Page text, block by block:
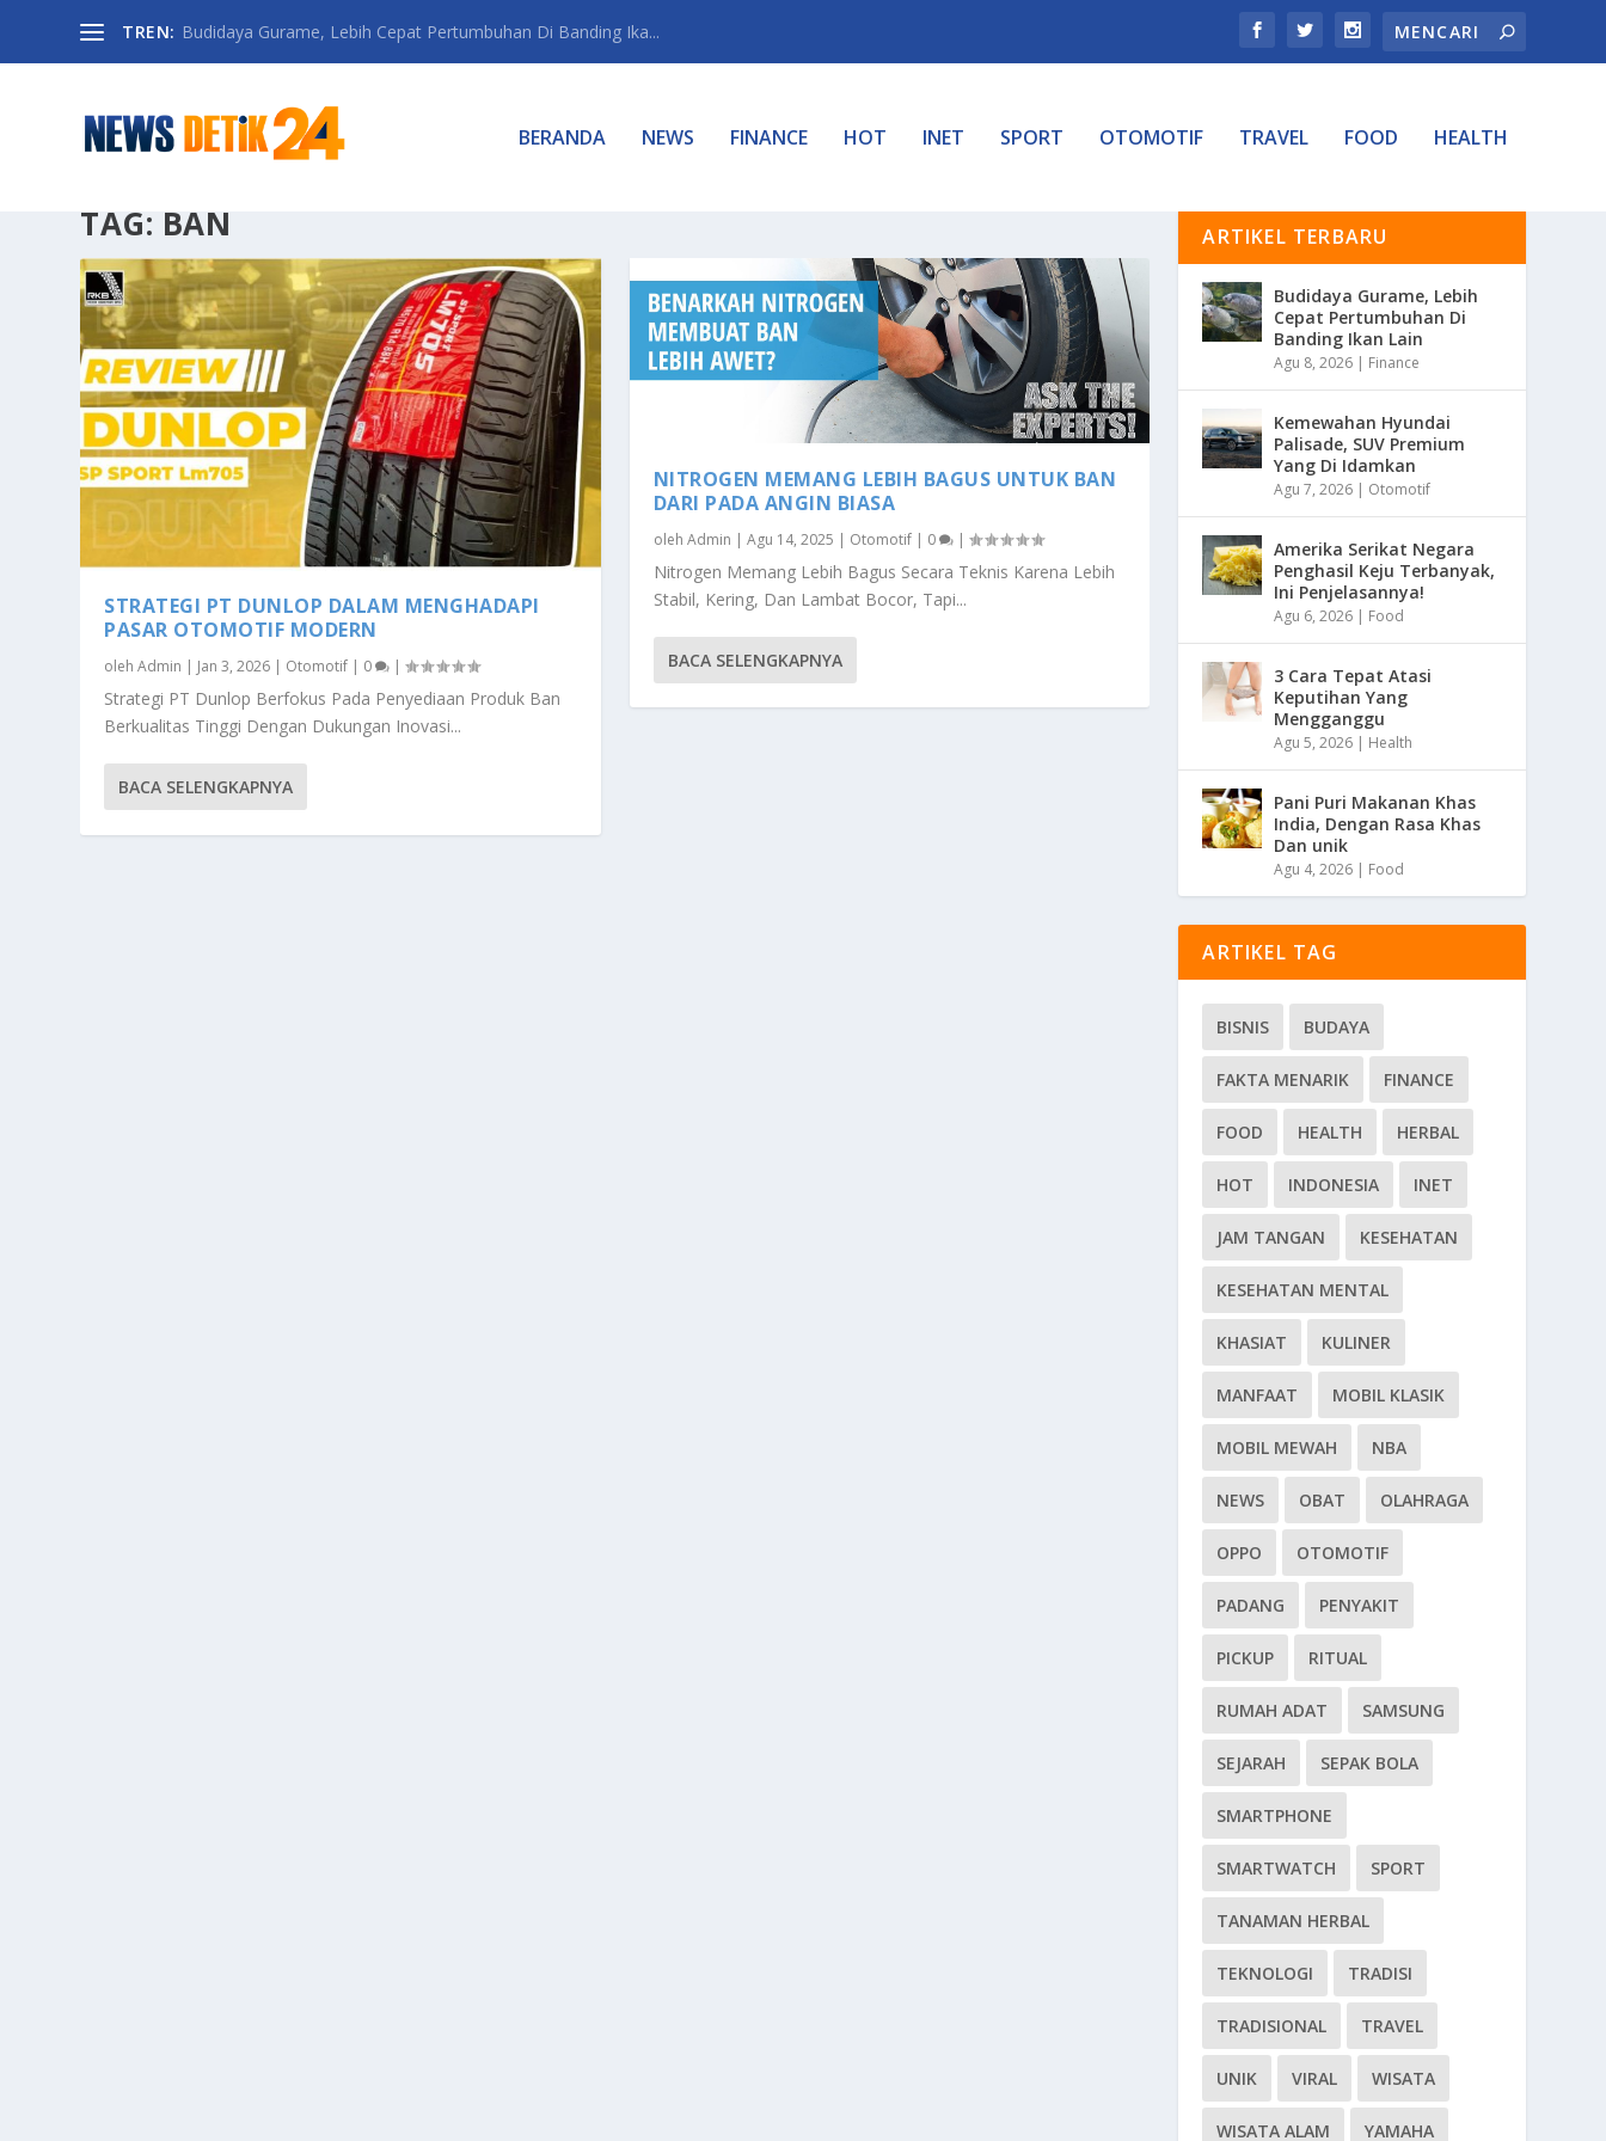
TREN: Budidaya Gurame, Lebih Cepat Pertumbuhan Di Banding Ika...
BERANDA NEWS FINANCE HOT INET SPORT OTOMOTIF TRAVEL FOOD HEALTH
TAG: BAN
STRATEGI PT DUNLOP DALAM MENGHADAPI
PASAR OTOMOTIF MODERN
olehAdmin Jan 3, 2026 Otomotif 0 |
Strategi PT Dunlop Berfokus Pada Penyediaan Produk Ban
Berkualitas Tinggi Dengan Dukungan Inovasi...
BACA SELENGKAPNYA
NITROGEN MEMANG LEBIH BAGUS UNTUK BAN
DARI PADA ANGIN BIASA
oleh Admin | Agu 14, 2025 | Otomotif| 0 |
Nitrogen Memang Lebih Bagus Secara Teknis Karena Lebih
Stabil, Kering, Dan Lambat Bocor, Tapi...
BACA SELENGKAPNYA
ARTIKEL TERBARU
Budidaya Gurame, Lebih
Cepat Pertumbuhan Di
Banding Ikan Lain
Agu 8, 2026 | Finance
Kemewahan Hyundai
Palisade, SUV Premium
Yang Di Idamkan
Agu 7, 2026 | Otomotif
Amerika Serikat Negara
Penghasil Keju Terbanyak,
Ini Penjelasannya!
Agu 6, 2026 | Food
3 Cara Tepat Atasi
Keputihan Yang
Mengganggu
Agu 5, 2026 | Health
Pani Puri Makanan Khas
India, Dengan Rasa Khas
Dan unik
Agu 4, 2026 | Food
ARTIKEL TAG
BISNIS BUDAYA
FAKTA MENARIK FINANCE
FOOD HEALTH HERBAL
HOT INDONESIA INET
JAM TANGAN KESEHATAN
KESEHATAN MENTAL
KHASIAT KULINER
MANFAAT MOBIL KLASIK
MOBIL MEWAH NBA
NEWS OBAT OLAHRAGA
OPPO OTOMOTIF
PADANG PENYAKIT
PICKUP RITUAL
RUMAH ADAT SAMSUNG
SEJARAH SEPAK BOLA
SMARTPHONE
SMARTWATCH SPORT
TANAMAN HERBAL
TEKNOLOGI TRADISI
TRADISIONAL TRAVEL
UNIK VIRAL WISATA
WISATA ALAM YAMAHA